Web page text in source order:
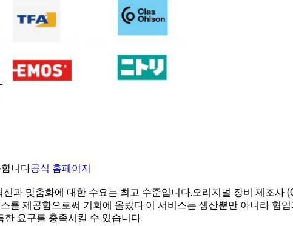
니다공식 홈페이지
과 맞춤화에 대한 수요는 최고 수준입니다.오리지널 장비 제조사
를 제공함으로써 기회에 올랐다.이 서비스는 생산뿐만 아니라 협
한 요구를 충족시킬 수 있습니다.